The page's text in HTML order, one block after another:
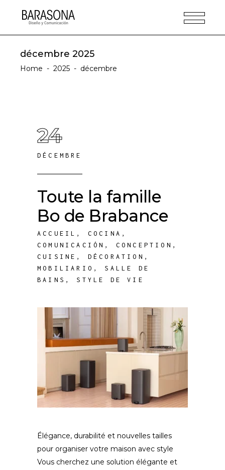
décembre 2025
Home - 2025 - décembre
24
DÉCEMBRE
Toute la famille
Bo de Brabance
ACCUEIL , COCINA ,
COMUNICACIÓN , CONCEPTION ,
CUISINE , DÉCORATION ,
MOBILIARIO , SALLE DE
BAINS , STYLE DE VIE
Élégance, durabilité et nouvelles tailles
pour organiser votre maison avec style
Vous cherchez une solution élégante et